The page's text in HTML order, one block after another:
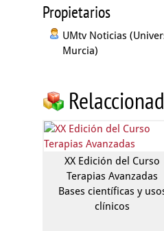
Propietarios
UMtv Noticias
Murcia)
XX Edición del Curso
Terapias Avanzadas
Bases científicas y
clínicos